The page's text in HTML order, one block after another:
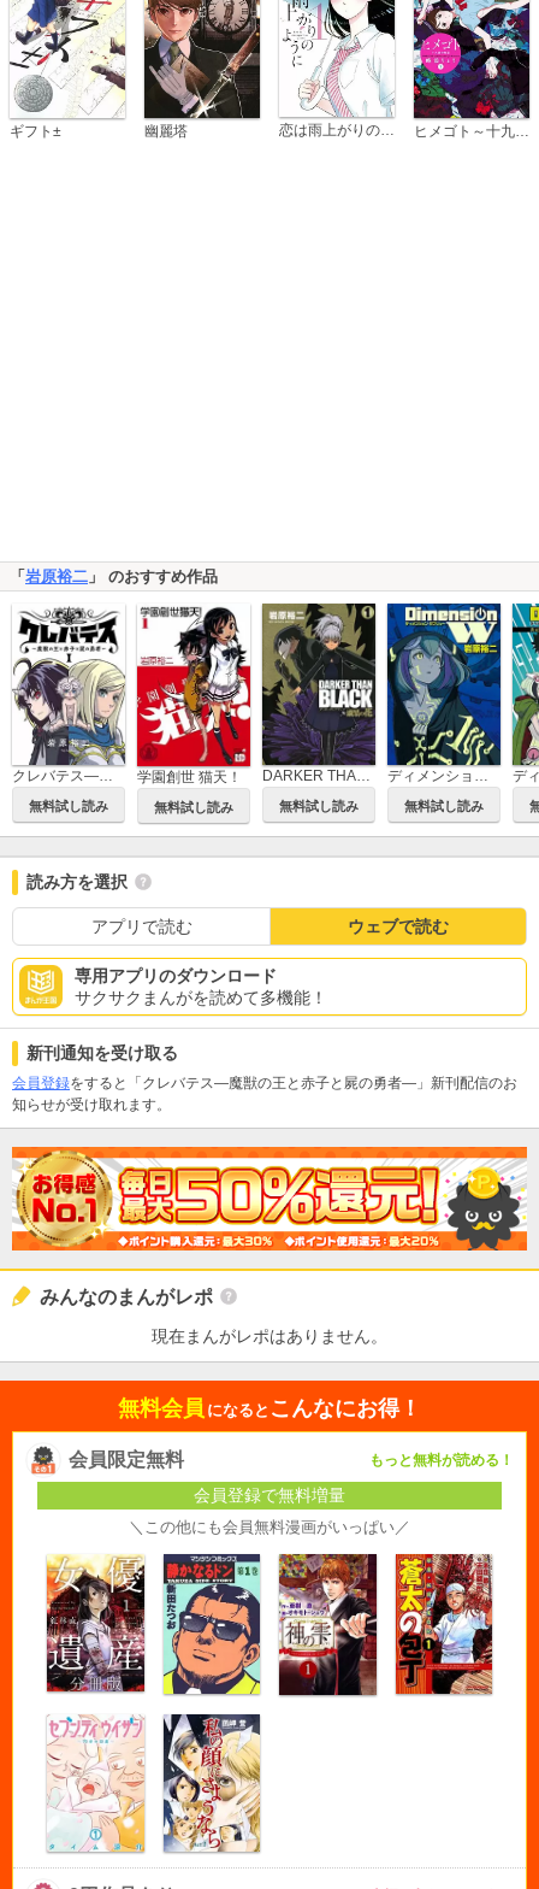
ギフト± 幽麗塔 恋は雨上がりのように
「 岩原裕二 」 のおすすめ作品
クレバテス―魔獣の王と赤子と屍の勇者―【フルカラー版】
無料試し読み
学園創世 猫天！
無料試し読み
DARKER THAN BLACK-漆黒の花-
無料試し読み
ディメンション W
無料試し読み
読み方を選択
アプリで読む ウェブで読む
専用アプリのダウンロード
サクサクまんがを読めて多機能！
新刊通知を受け取る
会員登録をすると「クレバテス―魔獣の王と赤子と屍の勇者―」新刊配信のお
知らせが受け取れます。
みんなのまんがレポ
現在まんがレポはありません。
無料会員 になると こんなにお得！
会員限定無料 もっと無料が読める！
会員登録で無料増量
＼この他にも会員無料漫画がいっぱい／